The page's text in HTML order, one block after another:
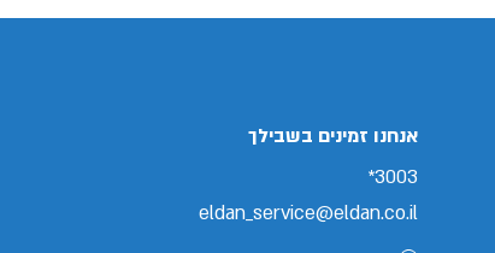
אנחנו זמינים בשבילך
3003*
eldan_service@eldan.co.il